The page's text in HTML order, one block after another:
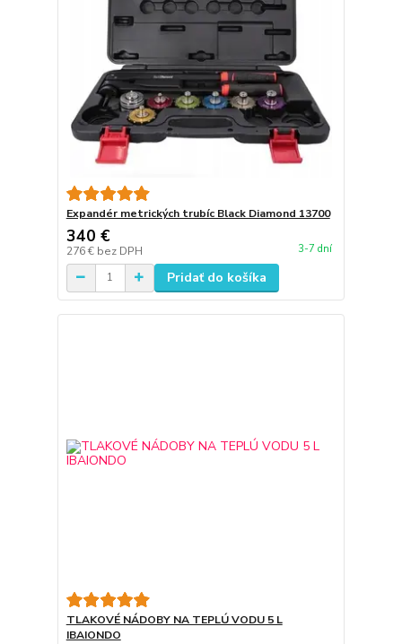
Expandér metrických trubíc Black Diamond 13700
340 €
276 € bez DPH 3-7 dní
Pridať do košíka
TLAKOVÉ NÁDOBY NA TEPLÚ VODU 5 L
IBAIONDO